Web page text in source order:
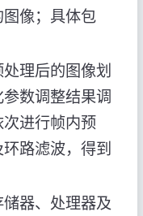
像；具体包
理后的图像划
数调整结果调
进行帧内预
路滤波，得到
器、处理器及